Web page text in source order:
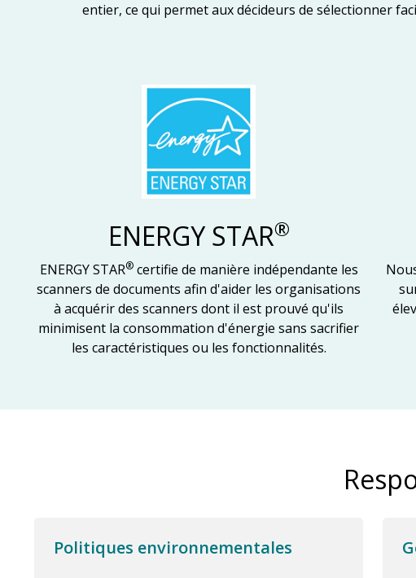
entier, ce qui permet aux décideurs de sélectionner
ENERGY STAR®
ENERGY STAR®certifie de manière indépendante les
scanners de documents afin d'aider les organisations
à acquérir des scanners dont il est prouvé qu'ils
minimisent la consommation d'énergie sans sacrifier
les caractéristiques ou les fonctionnalités.
Politiques environnementales